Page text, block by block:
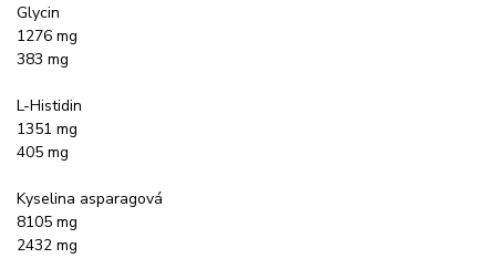
Glycin
1276 mg
383 mg
L-Histidin
1351 mg
405 mg
Kyselina asparagová
8105 mg
2432 mg